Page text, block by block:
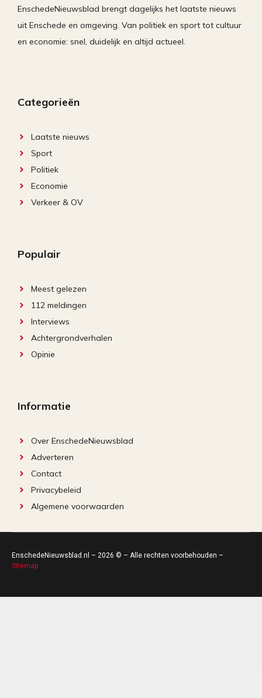
EnschedeNieuwsblad brengt dagelijks het laatste nieuws
uit Enschede en omgeving. Van politiek en sport tot cultuur
en economie: snel, duidelijk en altijd actueel.
Categorieën
Laatste nieuws
Sport
Politiek
Economie
Verkeer & OV
Populair
Meest gelezen
112 meldingen
Interviews
Achtergrondverhalen
Opinie
Informatie
Over EnschedeNieuwsblad
Adverteren
Contact
Privacybeleid
Algemene voorwaarden
EnschedeNieuwsblad.nl – 2026 © – Alle rechten voorbehouden –
Sitemap